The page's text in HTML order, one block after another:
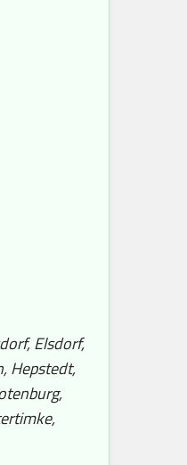
Elsdorf,
Hepstedt,